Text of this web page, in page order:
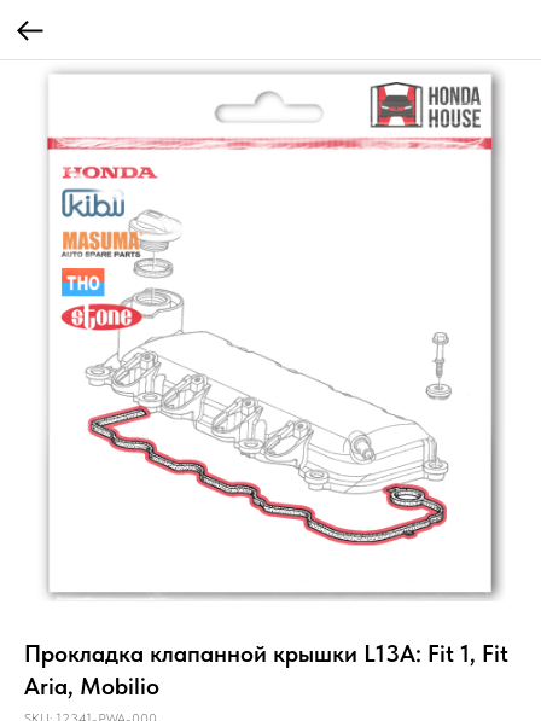
Прокладка клапанной крышки L13A: Fit 1, Fit
Aria, Mobilio